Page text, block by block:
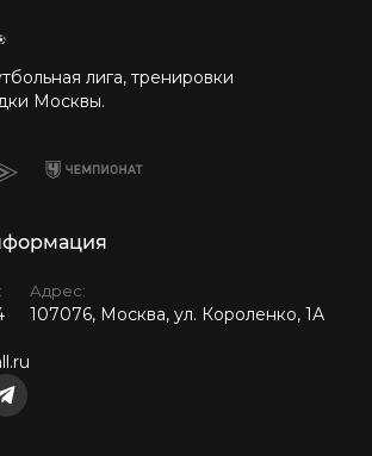
лига, тренировки
Москвы.
Адрес:
107076, Москва, ул. Короленко, 1А